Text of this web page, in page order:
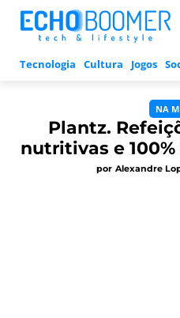
Tecnologia Cultura Jogos
NA
Plantz.
nutritivas e
por Alexandre